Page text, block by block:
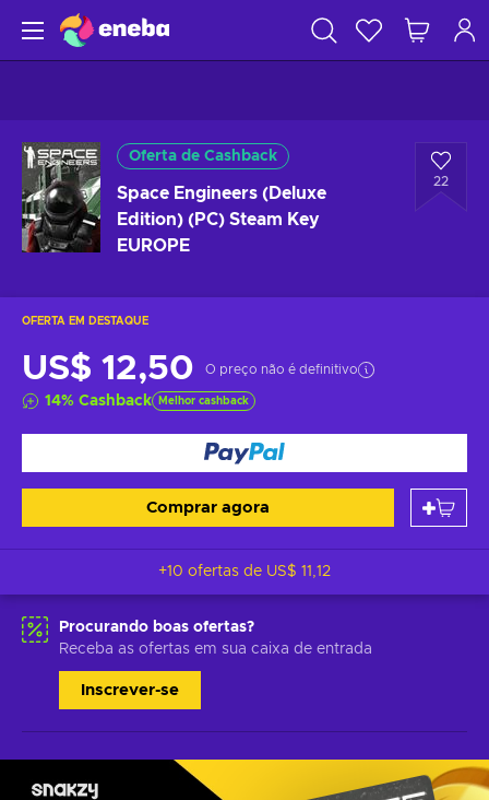
Oferta de Cashback
Space Engineers (Deluxe
Edition) (PC) Steam Key
EUROPE
22
OFERTA EM DESTAQUE
US$ 12,50 O preço não é definitivo
14% Cashback Melhor cashback
Comprar agora
+10 ofertas de US$ 11,12
Procurando boas ofertas?
Receba as ofertas em sua caixa de entrada
Inscrever-se